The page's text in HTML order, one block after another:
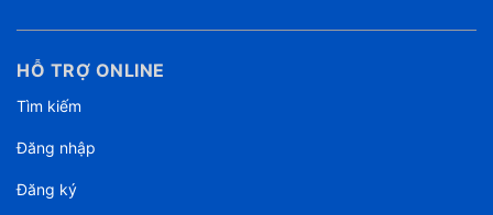
HỖ TRỢ ONLINE
Tìm kiếm
Đăng nhập
Đăng ký